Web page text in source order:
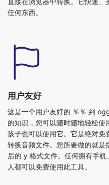
任何东西。
用户友好
这是一个用户友好的 ％％ 到
的知识，您可以随时随地轻松
孩子也可以使用它。它是绝对免
转换音频文件。您所要做的就是
后的 y 格式文件。任何拥有手
人都可以免费使用此工具。